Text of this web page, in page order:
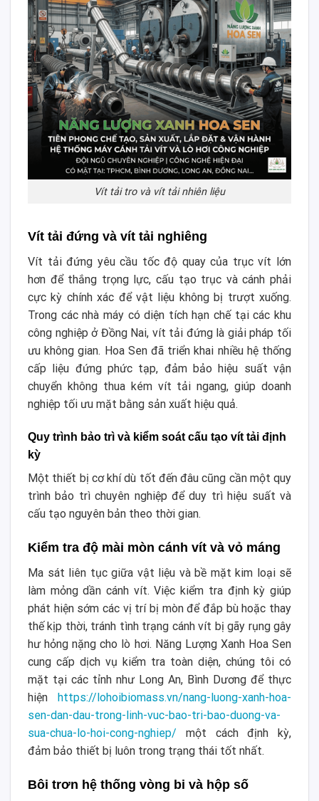
Vít tải tro và vít tải nhiên liệu
Vít tải đứng và vít tải nghiêng
Vít tải đứng yêu cầu tốc độ quay của trục vít lớn
hơn để thắng trọng lực, cấu tạo trục và cánh phải
cực kỳ chính xác để vật liệu không bị trượt xuống.
Trong các nhà máy có diện tích hạn chế tại các khu
công nghiệp ở Đồng Nai, vít tải đứng là giải pháp tối
ưu không gian. Hoa Sen đã triển khai nhiều hệ thống
cấp liệu đứng phức tạp, đảm bảo hiệu suất vận
chuyển không thua kém vít tải ngang, giúp doanh
nghiệp tối ưu mặt bằng sản xuất hiệu quả.
Quy trình bảo trì và kiểm soát cấu tạo vít tải định
kỳ
Một thiết bị cơ khí dù tốt đến đâu cũng cần một quy
trình bảo trì chuyên nghiệp để duy trì hiệu suất và
cấu tạo nguyên bản theo thời gian.
Kiểm tra độ mài mòn cánh vít và vỏ máng
Ma sát liên tục giữa vật liệu và bề mặt kim loại sẽ
làm mỏng dần cánh vít. Việc kiểm tra định kỳ giúp
phát hiện sớm các vị trí bị mòn để đắp bù hoặc thay
thế kịp thời, tránh tình trạng cánh vít bị gãy rụng gây
hư hỏng nặng cho lò hơi. Năng Lượng Xanh Hoa Sen
cung cấp dịch vụ kiểm tra toàn diện, chúng tôi có
mặt tại các tỉnh như Long An, Bình Dương để thực
hiện https://lohoibiomass.vn/nang-luong-xanh-hoa-
sen-dan-dau-trong-linh-vuc-bao-tri-bao-duong-va-
sua-chua-lo-hoi-cong-nghiep/ một cách định kỳ,
đảm bảo thiết bị luôn trong trạng thái tốt nhất.
Bôi trơn hệ thống vòng bi và hộp số